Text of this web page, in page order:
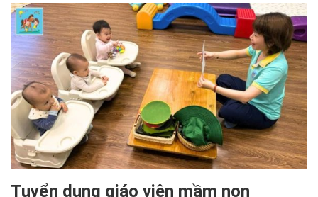
Tuyển dụng giáo viên mầm non